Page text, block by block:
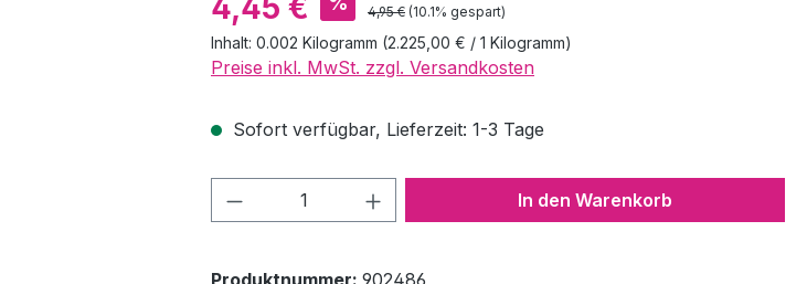
Regulärer Preis:
4,95 € (10.1% gespart)
Inhalt: 0.002 Kilogramm (2.225,00 € / 1 Kilogramm)
Preise inkl. MwSt. zzgl. Versandkosten
Sofort verfügbar, Lieferzeit: 1-3 Tage
Produkt Anzahl: Gib den gewünschten Wert
In den Warenkorb
Produktnummer: 902486